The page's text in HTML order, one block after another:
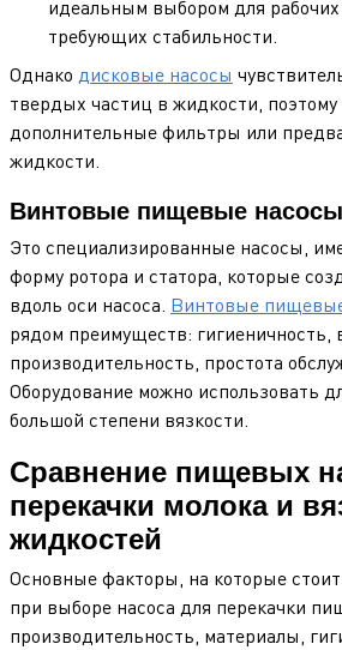
идеальным выбором для рабочих
требующих стабильности.
Однако дисковые насосы
твердых частиц в жидкости, поэтому
дополнительные фильтры или
жидкости.
Винтовые пищевые насосы
Это специализированные насосы,
форму ротора и статора, которые
вдоль оси насоса. Винтовые
рядом преимуществ: гигиеничность,
производительность, простота
Оборудование можно использовать
большой степени вязкости.
Сравнение пищевых
перекачки молока и
жидкостей
Основные факторы, на которые
при выборе насоса для перекачки
производительность, материалы,